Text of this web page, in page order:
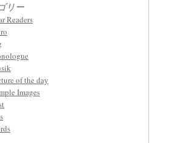
リー
Readers
of the day
Images